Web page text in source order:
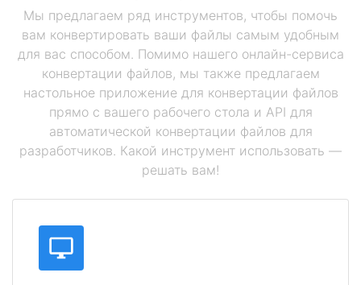
Мы предлагаем ряд инструментов, чтобы помочь
вам конвертировать ваши файлы самым удобным
для вас способом. Помимо нашего онлайн-сервиса
конвертации файлов, мы также предлагаем
настольное приложение для конвертации файлов
прямо с вашего рабочего стола и API для
автоматической конвертации файлов для
разработчиков. Какой инструмент использовать —
решать вам!